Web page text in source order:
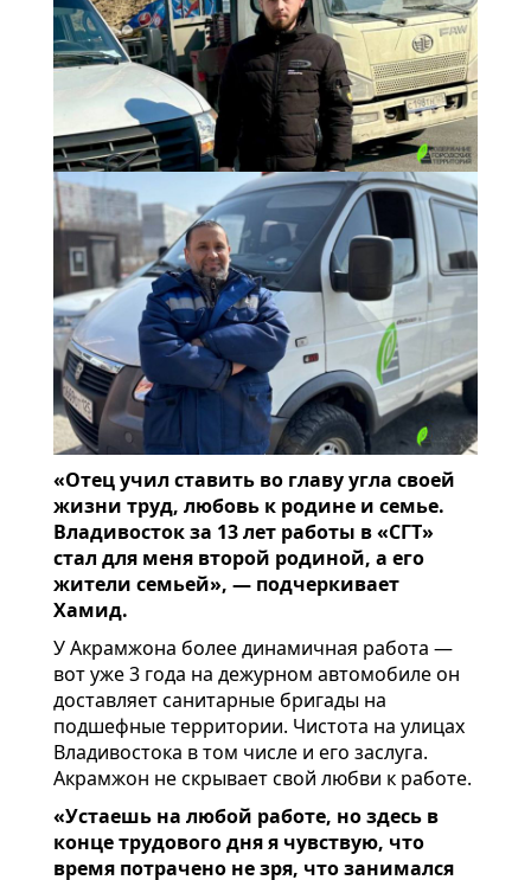
«Отец учил ставить во главу угла своей
жизни труд, любовь к родине и семье.
Владивосток за 13 лет работы в «СГТ»
стал для меня второй родиной, а его
жители семьей», — подчеркивает
Хамид.
У Акрамжона более динамичная работа —
вот уже 3 года на дежурном автомобиле он
доставляет санитарные бригады на
подшефные территории. Чистота на улицах
Владивостока в том числе и его заслуга.
Акрамжон не скрывает свой любви к работе.
«Устаешь на любой работе, но здесь в
конце трудового дня я чувствую, что
время потрачено не зря, что занимался